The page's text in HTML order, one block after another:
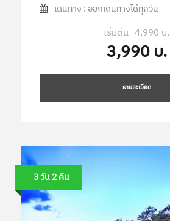
เดินทาง : ออกเดินทางได้ทุกวัน
เริ่มต้น 4,990 บ.
3,990 บ.
รายละเอียด
3 วัน 2 คืน